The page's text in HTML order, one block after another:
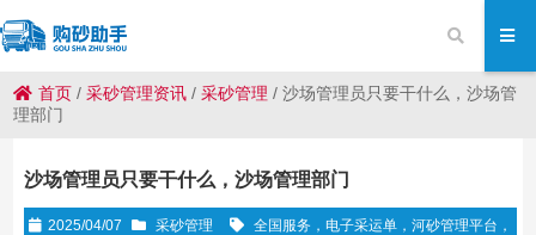
首页 /采砂管理资讯 /采砂管理 /沙场管理员只要干什么，沙场管
理部门
沙场管理员只要干什么，沙场管理部门
2025/04/07 采砂管理
全国服务，电子采运单，河砂管理平台，